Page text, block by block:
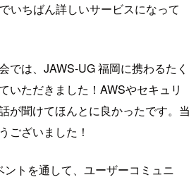
いちばん詳しいサービスになって
では、JAWS-UG 福岡に携わるたく
いただきました！AWSやセキュリ
が聞けてほんとに良かったです。当
ございました！
トを通して、ユーザーコミュニ